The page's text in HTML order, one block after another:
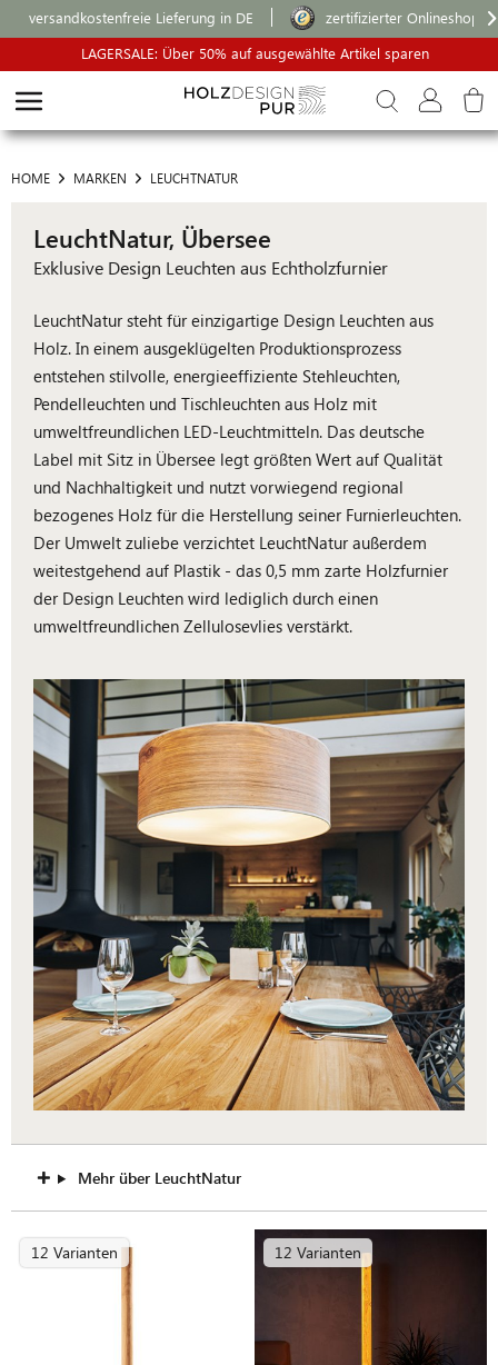
versandkostenfreie Lieferung in DE
zertifizierter Onlineshop
LAGERSALE: Über 50% auf ausgewählte Artikel sparen
HOME MARKEN LEUCHTNATUR
LeuchtNatur, Übersee
Exklusive Design Leuchten aus Echtholzfurnier
LeuchtNatur steht für einzigartige Design Leuchten aus
Holz. In einem ausgeklügelten Produktionsprozess
entstehen stilvolle, energieeffiziente Stehleuchten,
Pendelleuchten und Tischleuchten aus Holz mit
umweltfreundlichen LED-Leuchtmitteln. Das deutsche
Label mit Sitz in Übersee legt größten Wert auf Qualität
und Nachhaltigkeit und nutzt vorwiegend regional
bezogenes Holz für die Herstellung seiner Furnierleuchten.
Der Umwelt zuliebe verzichtet LeuchtNatur außerdem
weitestgehend auf Plastik - das 0,5 mm zarte Holzfurnier
der Design Leuchten wird lediglich durch einen
umweltfreundlichen Zellulosevlies verstärkt.
Mehr über LeuchtNatur
12 Varianten 12 Varianten